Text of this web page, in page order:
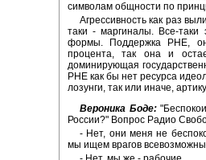
символам общности по
Агрессивность как раз
таки - маргиналы. Все-таки
формы. Поддержка РНЕ,
процента, так она и
доминирующая
РНЕ как бы нет ресурса
лозунги, так или иначе,
Вероника Боде:
России?" Вопрос Радио
- Нет, они меня не
мы ищем врагов